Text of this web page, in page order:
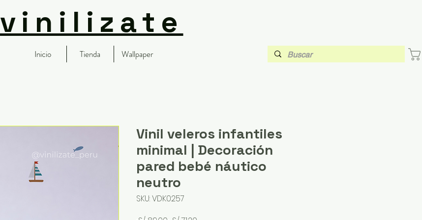
vinilizate
Inicio Tienda Wallpaper
Vinil veleros infantiles
minimal | Decoración
pared bebé náutico
neutro
SKU: VDK0257